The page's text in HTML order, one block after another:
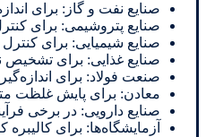
صنایع نفت و گاز: برای
صنایع پتروشیمی: برای
صنایع شیمیایی: برای کنترل
صنایع غذایی: برای تشخیص
صنعت فولاد: برای
معادن: برای پایش غلظت
صنایع دارویی: در برخی
آزمایشگاه‌ها: برای